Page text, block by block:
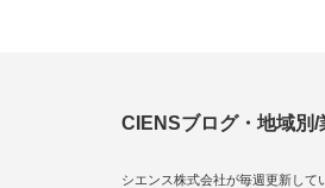
CIENSブログ・地域別
シエンス株式会社が毎週更新して